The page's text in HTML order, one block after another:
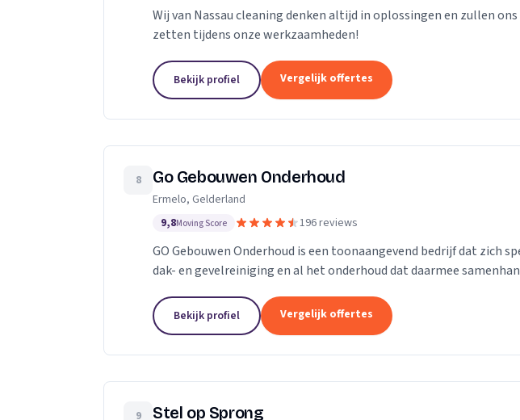
Wij van Nassau cleaning denken altijd in oplossingen en zullen
zetten tijdens onze werkzaamheden!
Bekijk profiel Vergelijk offertes
8 Go Gebouwen Onderhoud
Ermelo, Gelderland
9,8Moving Score 196 reviews
GO Gebouwen Onderhoud is een toonaangevend bedrijf dat zich
dak- en gevelreiniging en al het onderhoud dat daarmee
Bekijk profiel Vergelijk offertes
9 Stel op Sprong